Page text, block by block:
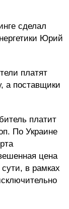
сделал
Юрий
платят
а поставщики
платит
По Украине
цена
сути, в рамках